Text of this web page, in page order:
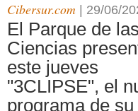
Cibersur.com 29/06/
El Parque de las
Ciencias
este jueves
"3CLIPSE", el
programa de su